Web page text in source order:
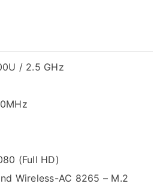
cấp từ phiên bản Thinkpad
về cấu hình và công nghệ,
nhiều. Nắp máy được làm
/ 2.5 GHz
(Full HD)
Wireless-AC 8265 – M.2